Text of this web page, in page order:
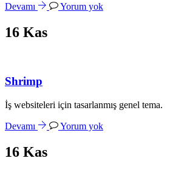
Devamı Yorum yok
16 Kas
Shrimp
İş websiteleri için tasarlanmış genel tema.
Devamı Yorum yok
16 Kas